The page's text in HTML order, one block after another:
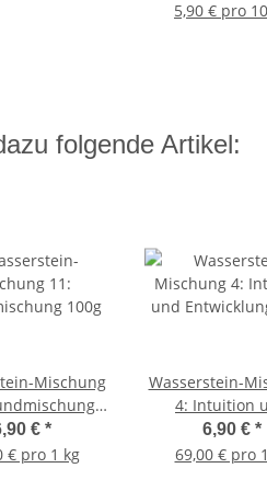
5,90 € pro
folgende Artikel:
Mischung
100g
€ *
€ pro 1 kg
Wasserstein-
4: Intuition
Entwicklung
6,90 € *
69,00 € pro